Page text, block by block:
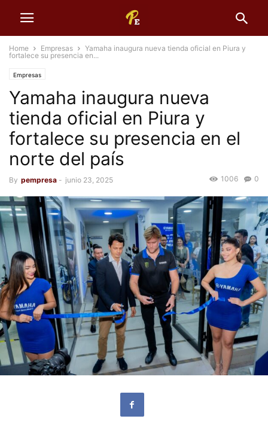
Home Empresas
Yamaha inaugura nueva tienda oficial en Piura y
fortalece su presencia en...
Empresas
Yamaha inaugura nueva
tienda oficial en Piura y
fortalece su presencia en el
norte del país
By pempresa - junio 23, 2025 0
1006